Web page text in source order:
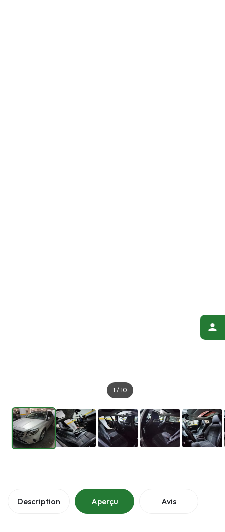
1 / 10
Description Aperçu Avis